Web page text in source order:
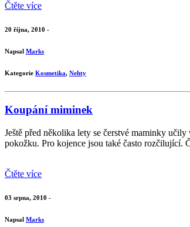
Čtěte více
20 října, 2010 -
Napsal Marks
Kategorie Kosmetika, Nehty
Koupání miminek
Ještě před několika lety se čerstvé maminky
pokožku. Pro kojence jsou také často rozčilující.
Čtěte více
03 srpna, 2010 -
Napsal Marks